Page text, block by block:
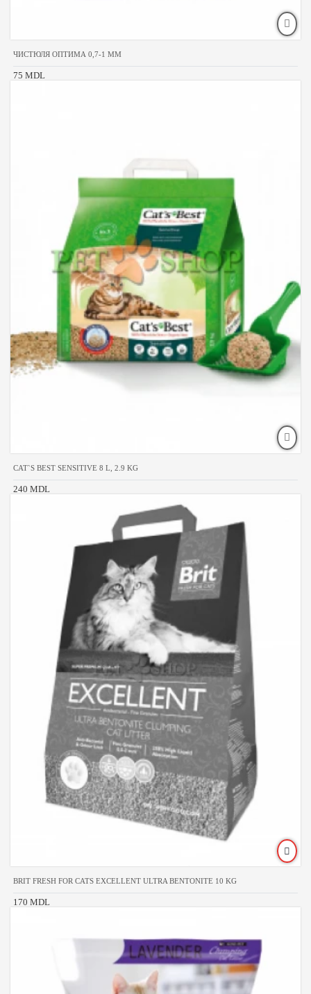
ЧИСТЮЛЯ ОПТИМА 0,7-1 MM
75 MDL
CAT`S BEST SENSITIVE 8 L, 2.9 KG
240 MDL
BRIT FRESH FOR CATS EXCELLENT ULTRA BENTONITE 10 KG
170 MDL